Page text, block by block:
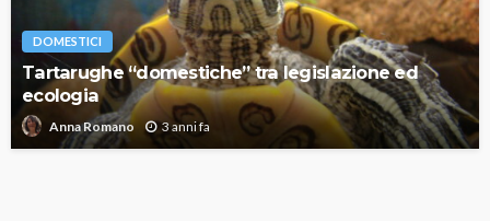
DOMESTICI
Tartarughe “domestiche” tra legislazione ed
ecologia
Anna Romano 3 anni fa